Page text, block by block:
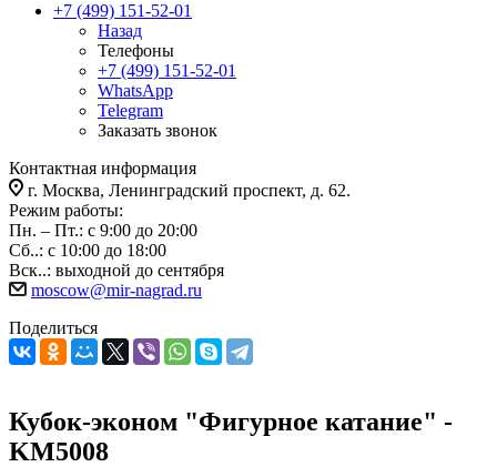
+7 (499) 151-52-01
Назад
Телефоны
+7 (499) 151-52-01
WhatsApp
Telegram
Заказать звонок
Контактная информация
г. Москва, Ленинградский проспект, д. 62.
Режим работы:
Пн. – Пт.: с 9:00 до 20:00
Сб..: с 10:00 до 18:00
Вск..: выходной до сентября
moscow@mir-nagrad.ru
Поделиться
Кубок-эконом "Фигурное катание" -
KM5008